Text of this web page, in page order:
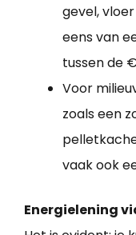
gevel,
eens van
tussen de
Voor
zoals een
vaak ook
Energielening